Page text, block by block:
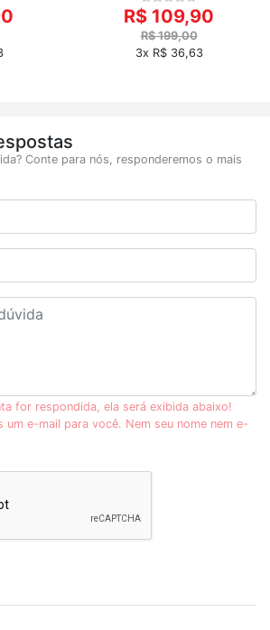
R$ 109,90
R$ 199,00
3x R$ 36,63
Conte para nós, responderemos o mais
for respondida, ela será exibida abaixo!
um e-mail para você. Nem seu nome nem e-